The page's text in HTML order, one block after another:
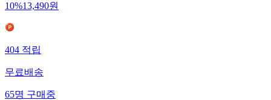
10%13,490원
404 적립
무료배송
65명 구매중